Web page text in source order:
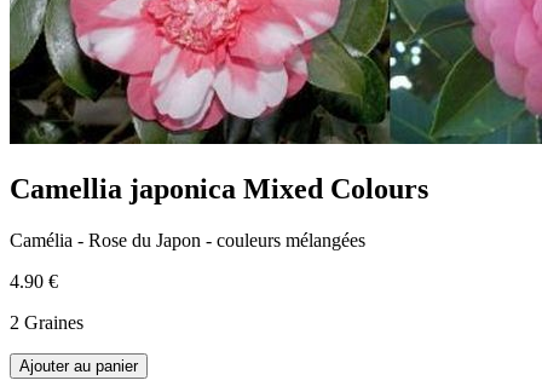
Camellia japonica Mixed Colours
Camélia - Rose du Japon - couleurs mélangées
4.90 €
2 Graines
Ajouter au panier